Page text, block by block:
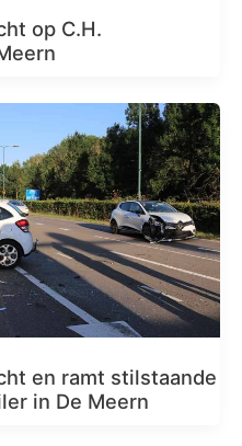
op C.H.
en ramt stilstaande
in De Meern